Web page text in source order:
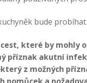
bude
které by mohly
příznak akutní
z možných